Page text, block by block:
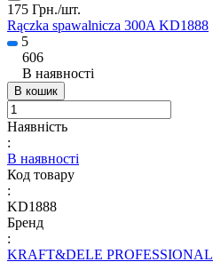
175 Грн./шт.
Rączka spawalnicza 300A KD1888
5
606
В наявності
В кошик
Наявність
:
В наявності
Код товару
:
KD1888
Бренд
:
KRAFT&DELE PROFESSIONAL